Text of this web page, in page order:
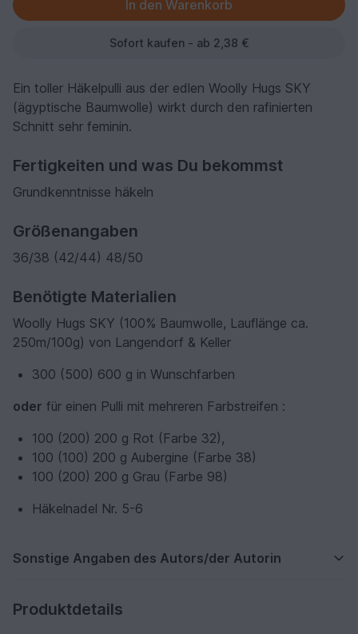
Sofort kaufen - ab 2,38 €
Ein toller Häkelpulli aus der edlen Woolly Hugs SKY
(ägyptische Baumwolle) wirkt durch den rafinierten
Schnitt sehr feminin.
Fertigkeiten und was Du bekommst
Grundkenntnisse häkeln
Größenangaben
36/38 (42/44) 48/50
Benötigte Materialien
Woolly Hugs SKY (100% Baumwolle, Lauflänge ca.
250m/100g) von Langendorf & Keller
300 (500) 600 g in Wunschfarben
oder für einen Pulli mit mehreren Farbstreifen :
100 (200) 200 g Rot (Farbe 32),
100 (100) 200 g Aubergine (Farbe 38)
100 (200) 200 g Grau (Farbe 98)
Häkelnadel Nr. 5-6
Sonstige Angaben des Autors/der Autorin
Produktdetails